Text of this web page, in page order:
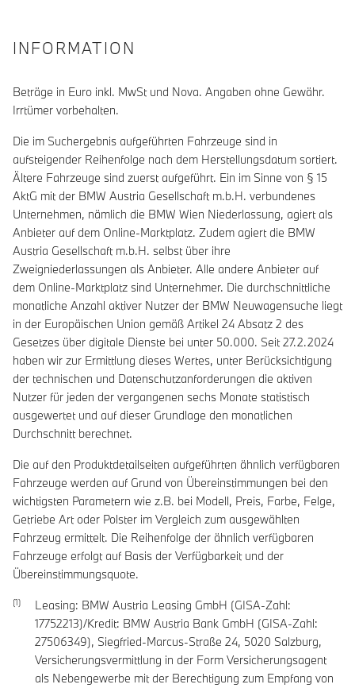
INFORMATION
Beträge in Euro inkl. MwSt und Nova. Angaben ohne Gewähr.
Irrtümer vorbehalten.
Die im Suchergebnis aufgeführten Fahrzeuge sind in
aufsteigender Reihenfolge nach dem Herstellungsdatum sortiert.
Ältere Fahrzeuge sind zuerst aufgeführt. Ein im Sinne von § 15
AktG mit der BMW Austria Gesellschaft m.b.H. verbundenes
Unternehmen, nämlich die BMW Wien Niederlassung, agiert als
Anbieter auf dem Online-Marktplatz. Zudem agiert die BMW
Austria Gesellschaft m.b.H. selbst über ihre
Zweigniederlassungen als Anbieter. Alle andere Anbieter auf
dem Online-Marktplatz sind Unternehmer. Die durchschnittliche
monatliche Anzahl aktiver Nutzer der BMW Neuwagensuche liegt
in der Europäischen Union gemäß Artikel 24 Absatz 2 des
Gesetzes über digitale Dienste bei unter 50.000. Seit 27.2.2024
haben wir zur Ermittlung dieses Wertes, unter Berücksichtigung
der technischen und Datenschutzanforderungen die aktiven
Nutzer für jeden der vergangenen sechs Monate statistisch
ausgewertet und auf dieser Grundlage den monatlichen
Durchschnitt berechnet.
Die auf den Produktdetailseiten aufgeführten ähnlich verfügbaren
Fahrzeuge werden auf Grund von Übereinstimmungen bei den
wichtigsten Parametern wie z.B. bei Modell, Preis, Farbe, Felge,
Getriebe Art oder Polster im Vergleich zum ausgewählten
Fahrzeug ermittelt. Die Reihenfolge der ähnlich verfügbaren
Fahrzeuge erfolgt auf Basis der Verfügbarkeit und der
Übereinstimmungsquote.
Leasing: BMW Austria Leasing GmbH (GISA-Zahl:
17752213)/Kredit: BMW Austria Bank GmbH (GISA-Zahl:
27506349), Siegfried-Marcus-Straße 24, 5020 Salzburg,
Versicherungsvermittlung in der Form Versicherungsagent
als Nebengewerbe mit der Berechtigung zum Empfang von